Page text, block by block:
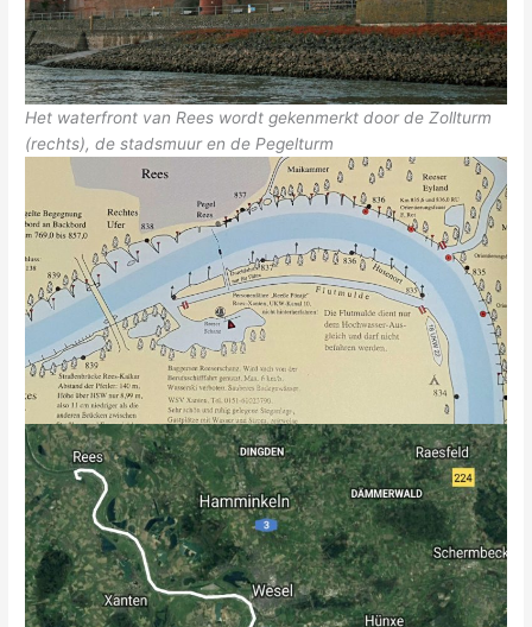
Het waterfront van Rees wordt gekenmerkt door de Zollturm
(rechts), de stadsmuur en de Pegelturm